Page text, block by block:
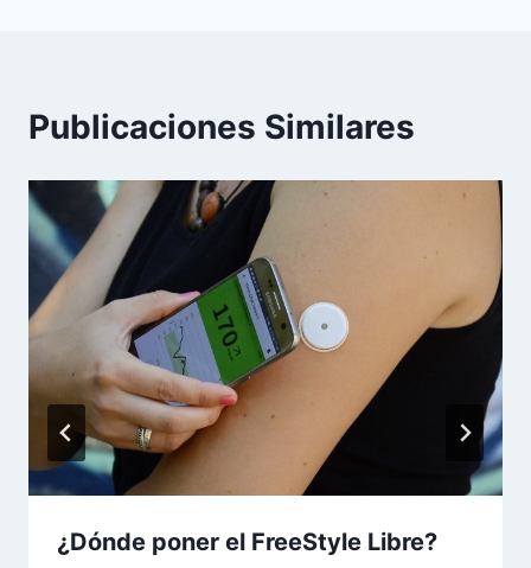
Publicaciones Similares
¿Dónde poner el FreeStyle Libre?